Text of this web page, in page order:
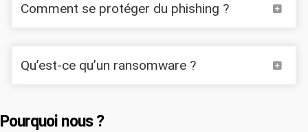
Comment se protéger du phishing ?
Qu’est-ce qu’un ransomware ?
Pourquoi nous ?